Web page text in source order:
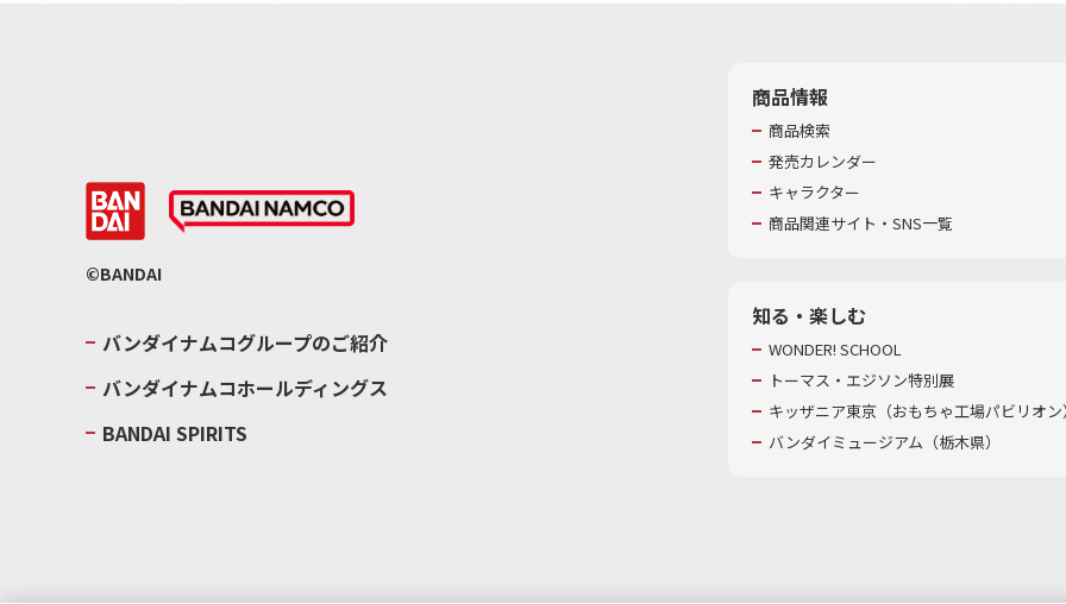
©BANDAI
バンダイナムコグループのご紹介
バンダイナムコホールディングス
BANDAI SPIRITS
商品情報
商品検索
発売カレンダー
キャラクター
商品関連サイト・SNS一覧
知る・楽しむ
WONDER! SCHOOL
トーマス・エジソン特別展
キッザニア東京（おもちゃ工場パビリオ
バンダイミュージアム（栃木県）